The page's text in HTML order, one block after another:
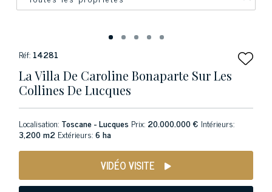
Réf: 14281
La Villa De Caroline Bonaparte Sur Les
Collines De Lucques
Localisation: Toscane - Lucques Prix: 20.000.000 € Intérieurs:
3,200 m2 Extérieurs:6 ha
VIDÉO VISITE